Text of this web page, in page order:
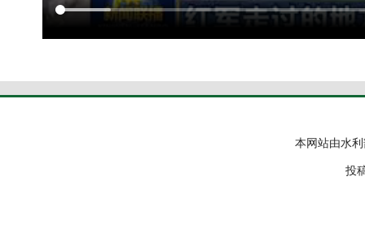
本网站由水
投